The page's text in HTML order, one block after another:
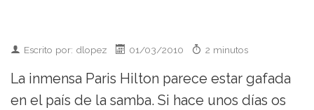
Escrito por: dlopez 01/03/2010 2 minutos
La inmensa Paris Hilton parece estar gafada
en el país de la samba. Si hace unos días os